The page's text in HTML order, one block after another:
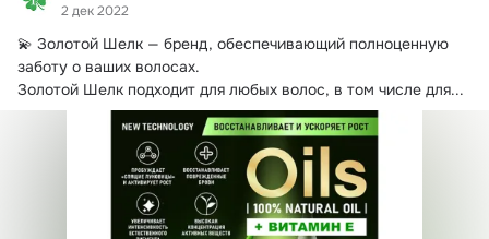
2 дек 2022
💫 Золотой Шелк — бренд, обеспечивающий полноценную
заботу о ваших волосах.
Золотой Шелк подходит для любых волос, в том числе для...